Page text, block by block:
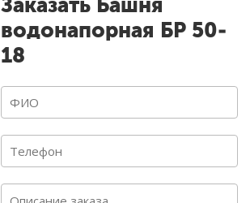
Заказать Башня
водонапорная БР 50-
18